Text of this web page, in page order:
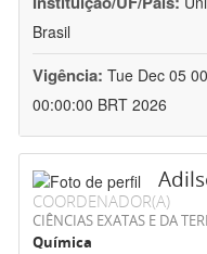
Brasil
Vigência: Tue Dec 05
00:00:00 BRT 2026
COORDENADOR(A)
CIÊNCIAS EXATAS E DA
Química